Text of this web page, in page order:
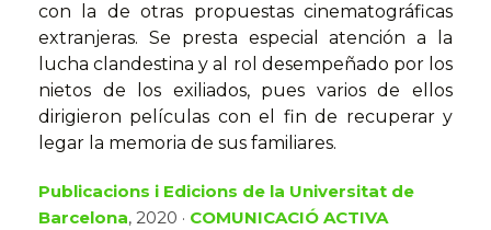
con la de otras propuestas cinematográficas
extranjeras. Se presta especial atención a la
lucha clandestina y al rol desempeñado por los
nietos de los exiliados, pues varios de ellos
dirigieron películas con el fin de recuperar y
legar la memoria de sus familiares.
Publicacions i Edicions de la Universitat de
Barcelona, 2020 · COMUNICACIÓ ACTIVA